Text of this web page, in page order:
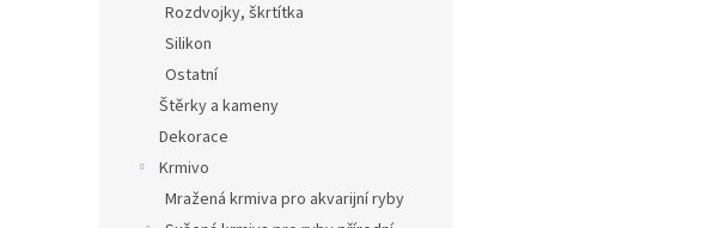
Rozdvojky, škrtítka
Silikon
Ostatní
Štěrky a kameny
Dekorace
Krmivo
Mražená krmiva pro akvarijní ryby